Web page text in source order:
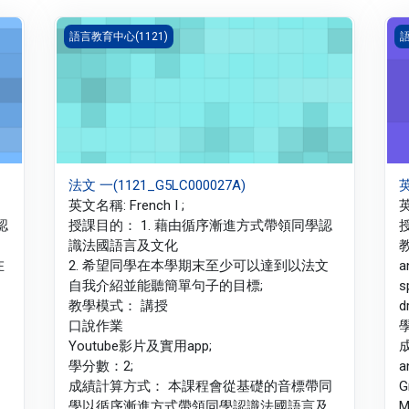
法文 一(1121_G5LC000027A)
語言教育中心(1121)
法文 一(1121_G5LC000027A)
英文名稱: French I ;
授課目的： 1. 藉由循序漸進方式帶領同學認
識法國語言及文化
2. 希望同學在本學期末至少可以達到以法文
自我介紹並能聽簡單句子的目標;
教學模式： 講授
口說作業
Youtube影片及實用app;
學分數：2;
成績計算方式： 本課程會從基礎的音標帶同